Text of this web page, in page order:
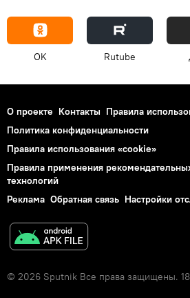
OK Rutube
О проекте Контакты Правила
Политика конфиденциальности
Правила использования «cookie»
Правила применения
технологий
Реклама Обратная связь Настройки
© 2026 Sputnik Все права защищены.